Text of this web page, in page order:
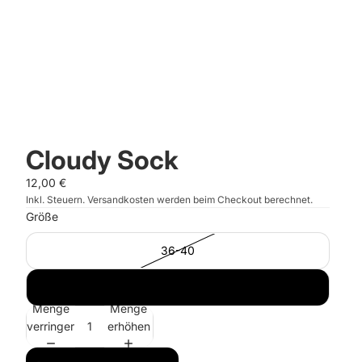
Cloudy Sock
12,00 €
Inkl. Steuern. Versandkosten werden beim Checkout berechnet.
Größe
36-40
Menge
verringern
Menge
erhöhen